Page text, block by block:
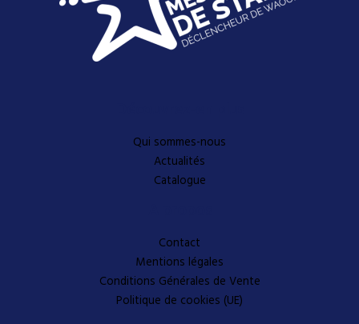
Qui sommes-nous
Actualités
Catalogue
Contact
Mentions légales
Conditions Générales de Vente
Politique de cookies (UE)